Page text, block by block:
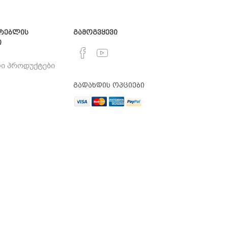
პროდუქტები
გამოგვყევი
გადახდის ოპციები